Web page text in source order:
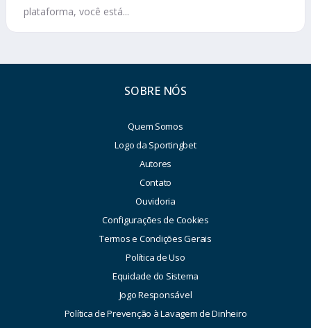
plataforma, você está...
SOBRE NÓS
Quem Somos
Logo da Sportingbet
Autores
Contato
Ouvidoria
Configurações de Cookies
Termos e Condições Gerais
Política de Uso
Equidade do Sistema
Jogo Responsável
Política de Prevenção à Lavagem de Dinheiro